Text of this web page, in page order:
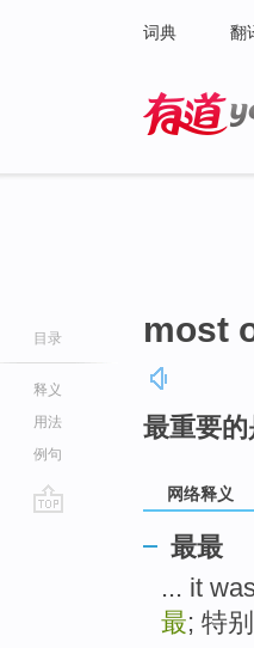
词典 翻
目录
释义
用法
例句
most
最重要
网络释义
最最
... it
最; 特